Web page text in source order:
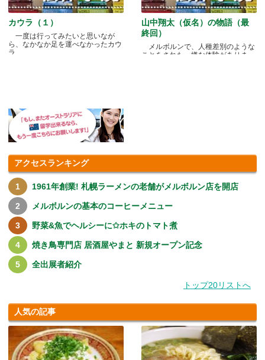
カウラ（１）
一度は行ってみたいと思いなが
ら、なかなか足を運べなかったカウ
ラ.....
山中翔太（仮名）の物語（最
終回）
メルボルンで、人種差別のような
ことをされた、嫌な体験がありま
アクセスランキング
1961年創業! 札幌ラーメンの老舗がメルボルン店を開店
メルボルンの基本のコーヒーメニュー
野菜&魚でヘルシーに✩ホキのトマト煮
焼き鳥専門店 居酒屋やまと 新規オープン記念
全出展者紹介
トップ20リストへ
人気の記事